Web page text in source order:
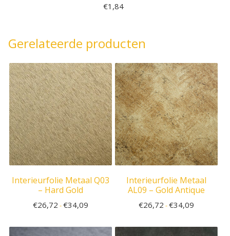
€1,84
Gerelateerde producten
Interieurfolie Metaal Q03
– Hard Gold
€26,72 -€34,09
Interieurfolie Metaal
AL09 – Gold Antique
€26,72 -€34,09